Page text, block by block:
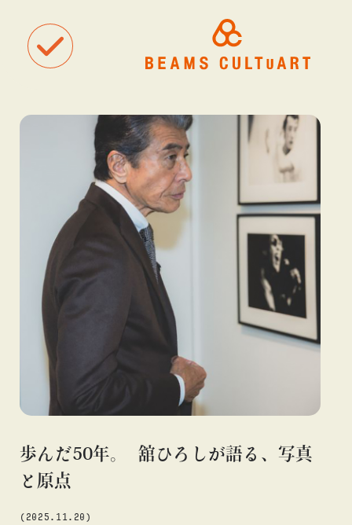
聴
タグ一覧
#ART #BEAMS CULTUART
#BEAMS
#BEAMS T
#bPrビームス
#TOKYO CULTUART by BEAMS
#アート
#アートが生まれるところ
#アートフェア #アイドル
#アニメ
#エンタメ #ギャラリー
#ビームス カルチャー ト 高輪
#ファッション
#フェニカ #マンガ
#モノ・カルチャ
#ライブ
#レコード #写真 #抽選販売 #漫画
#絵画
歩んだ50年。 舘ひろしが語る、写真
と原点
(2025.11.20)